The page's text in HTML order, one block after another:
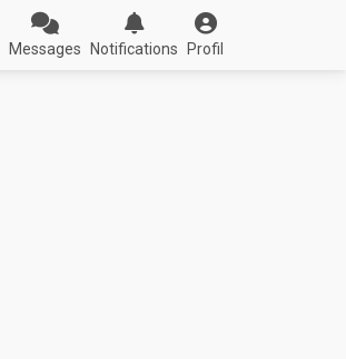
Messages Notifications Profil